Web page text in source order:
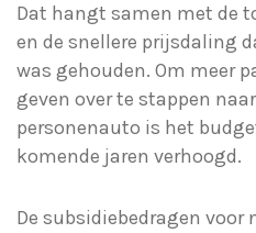
Dat hangt samen met de
en de snellere prijsdaling
was gehouden. Om meer
geven over te stappen
personenauto is het
komende jaren verhoogd.
De subsidiebedragen voor